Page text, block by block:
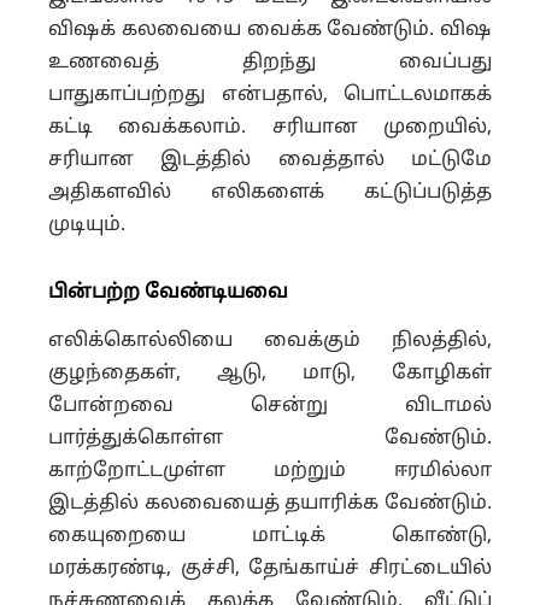
விஷக் கலவையை வைக்க வேண்டும். விஷ
உணவைத் திறந்து வைப்பது
பாதுகாப்பற்றது என்பதால், பொட்டலமாகக்
கட்டி வைக்கலாம். சரியான முறையில்,
சரியான இடத்தில் வைத்தால் மட்டுமே
அதிகளவில் எலிகளைக் கட்டுப்படுத்த
முடியும்.
பின்பற்ற வேண்டியவை
எலிக்கொல்லியை வைக்கும் நிலத்தில்,
குழந்தைகள், ஆடு, மாடு, கோழிகள்
போன்றவை சென்று விடாமல்
பார்த்துக்கொள்ள வேண்டும்.
காற்றோட்டமுள்ள மற்றும் ஈரமில்லா
இடத்தில் கலவையைத் தயாரிக்க வேண்டும்.
கையுறையை மாட்டிக் கொண்டு,
மரக்கரண்டி, குச்சி, தேங்காய்ச் சிரட்டையில்